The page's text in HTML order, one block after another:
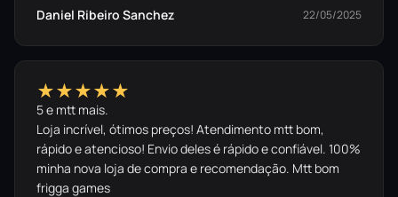
Daniel Ribeiro Sanchez
22/05/2025
★★★★★
5 e mtt mais.
Loja incrível, ótimos preços! Atendimento mtt bom,
rápido e atencioso! Envio deles é rápido e confiável. 100%
minha nova loja de compra e recomendação. Mtt bom
frigga games